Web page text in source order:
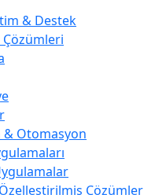
& Destek
& Otomasyon
Çözümler